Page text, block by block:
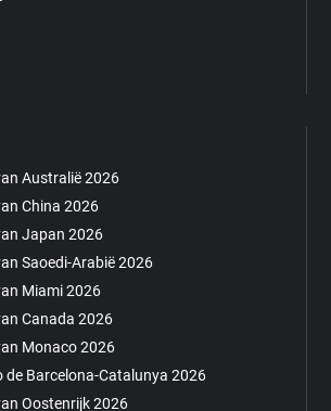
Australië 2026
China 2026
Japan 2026
Saoedi-Arabië 2026
Miami 2026
Canada 2026
Monaco 2026
de Barcelona-Catalunya 2026
Oostenrijk 2026